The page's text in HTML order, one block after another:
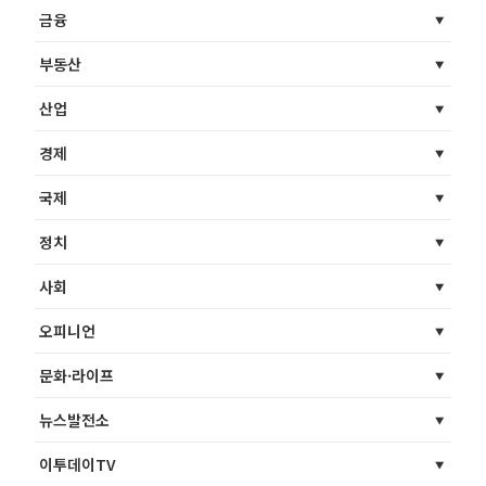
금융
부동산
산업
경제
국제
정치
사회
오피니언
문화·라이프
뉴스발전소
이투데이TV